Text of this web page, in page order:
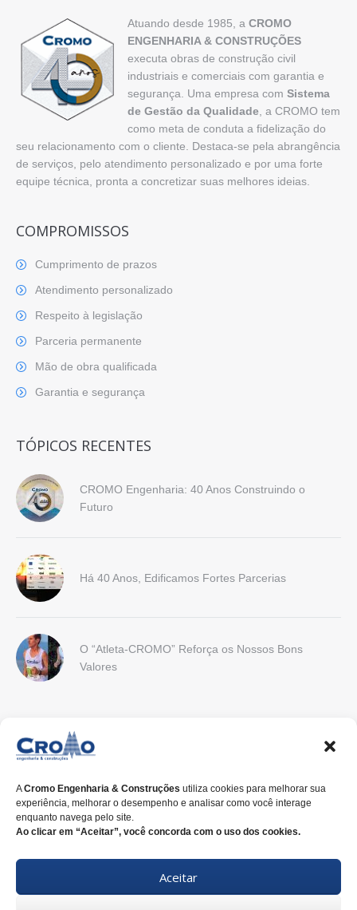
ACromo Engenharia & Construções utiliza cookies para melhorar sua
experiência, melhorar o desempenho e analisar como você interage
enquanto navega pelo site.
Ao clicar em “Aceitar”, você concorda com o uso dos cookies.
Aceitar
Atuando desde 1985, a CROMO
ENGENHARIA & CONSTRUÇÕES
executa obras de construção civil
industriais e comerciais com garantia e
segurança. Uma empresa com Sistema
de Gestão da Qualidade , a CROMO tem
como meta de conduta a fidelização do
seu relacionamento com o cliente. Destaca-se pela abrangência
de serviços, pelo atendimento personalizado e por uma forte
equipe técnica, pronta a concretizar suas melhores ideias.
COMPROMISSOS
Cumprimento de prazos
Atendimento personalizado
Respeito à legislação
Parceria permanente
Mão de obra qualificada
Garantia e segurança
TÓPICOS RECENTES
CROMO Engenharia: 40 Anos Construindo o
Futuro
Há 40 Anos, Edificamos Fortes Parcerias
O “Atleta-CROMO” Reforça os Nossos Bons
Valores
CONTATO
Endereço:Rua Nilo Peçanha, 675, 2º Andar . CEP 80.520-176 .
E-mail: cromo@cromoengenharia.com.br
3338-7815